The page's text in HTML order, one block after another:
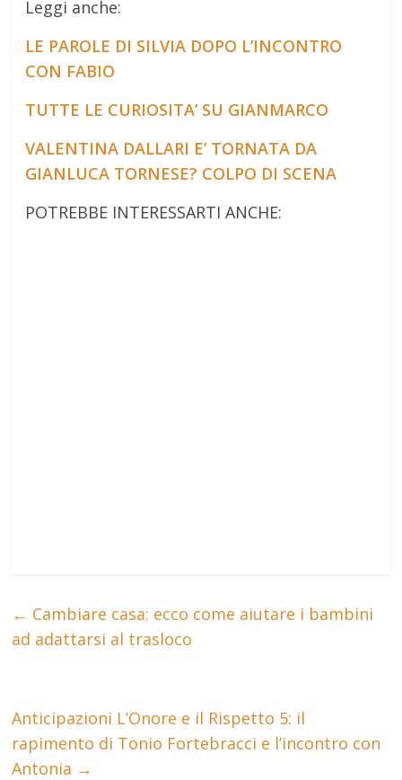
Leggi anche:
LE PAROLE DI SILVIA DOPO L’INCONTRO
CON FABIO
TUTTE LE CURIOSITA’ SU GIANMARCO
VALENTINA DALLARI E’ TORNATA DA
GIANLUCA TORNESE? COLPO DI SCENA
POTREBBE INTERESSARTI ANCHE:
← Cambiare casa: ecco come aiutare i bambini
ad adattarsi al trasloco
Anticipazioni L’Onore e il Rispetto 5: il
rapimento di Tonio Fortebracci e l’incontro con
Antonia →